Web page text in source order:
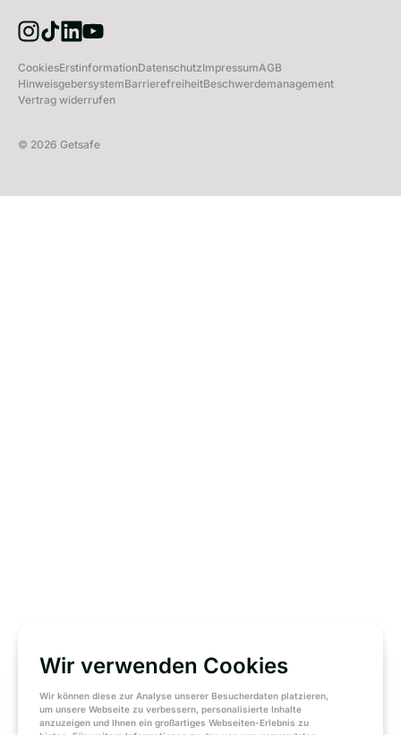
CookiesErstinformationDatenschutzImpressumAGB
HinweisgebersystemBarrierefreiheitBeschwerdemanagement
Vertrag widerrufen
© 2026 Getsafe
Wir verwenden Cookies
Wir können diese zur Analyse unserer Besucherdaten platzieren,
um unsere Webseite zu verbessern, personalisierte Inhalte
anzuzeigen und Ihnen ein großartiges Webseiten-Erlebnis zu